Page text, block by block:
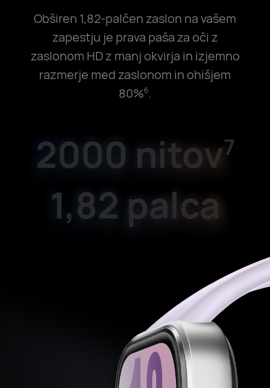
Obširen 1,82-palčen zaslon na vašem
zapestju je prava paša za oči z
zaslonom HD z manj okvirja in izjemno
razmerje med zaslonom in ohišjem
80%6.
2000 nitov7
1,82 palca